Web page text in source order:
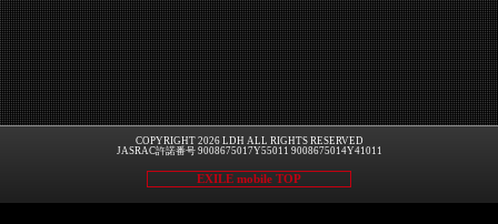
COPYRIGHT 2026 LDH ALL RIGHTS RESERVED
JASRAC許諾番号 9008675017Y55011 9008675014Y41011
EXILE mobile TOP